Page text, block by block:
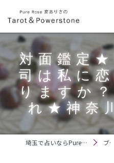
対面鑑定★
司は私に
りますか
れ★神奈
埼玉で占いならPure Rose 宮ありさのTarot＆Powerstone ブログ